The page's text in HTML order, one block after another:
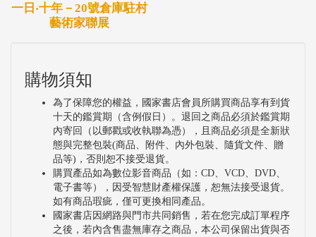
一日‧十年－20號倉庫駐村
藝術家聯展
購物須知
為了保障您的權益，國家書店會員所購買商品享有到貨
十天的鑑賞期（含例假日）。退回之商品必須於鑑賞期
內寄回（以郵戳或收執聯為憑），且商品必須是全新狀
態與完整包裝(商品、附件、內外包裝、隨貨文件、贈
品等)，否則恕不接受退貨。
購買產品如為數位影音商品（如：CD、VCD、DVD、
電子書等），因受智慧財產權保護，恕無法接受退貨。
如有商品瑕疵，僅可更換相同產品。
國家書店因網路與門市共同銷售，若在您完成訂單程序
之後，若內含售盡無庫存之商品，本公司保留出貨與否